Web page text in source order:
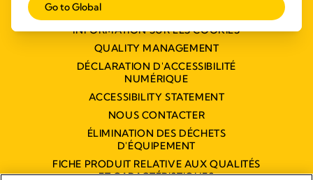
DONNÉES PERSONNELLES ET
INFORMATION SUR LES COOKIES
QUALITY MANAGEMENT
DÉCLARATION D'ACCESSIBILITÉ
NUMÉRIQUE
ACCESSIBILITY STATEMENT
NOUS CONTACTER
ÉLIMINATION DES DÉCHETS
D'ÉQUIPEMENT
FICHE PRODUIT RELATIVE AUX QUALITÉS
ET CARACTÉRISTIQUES
Go to Global